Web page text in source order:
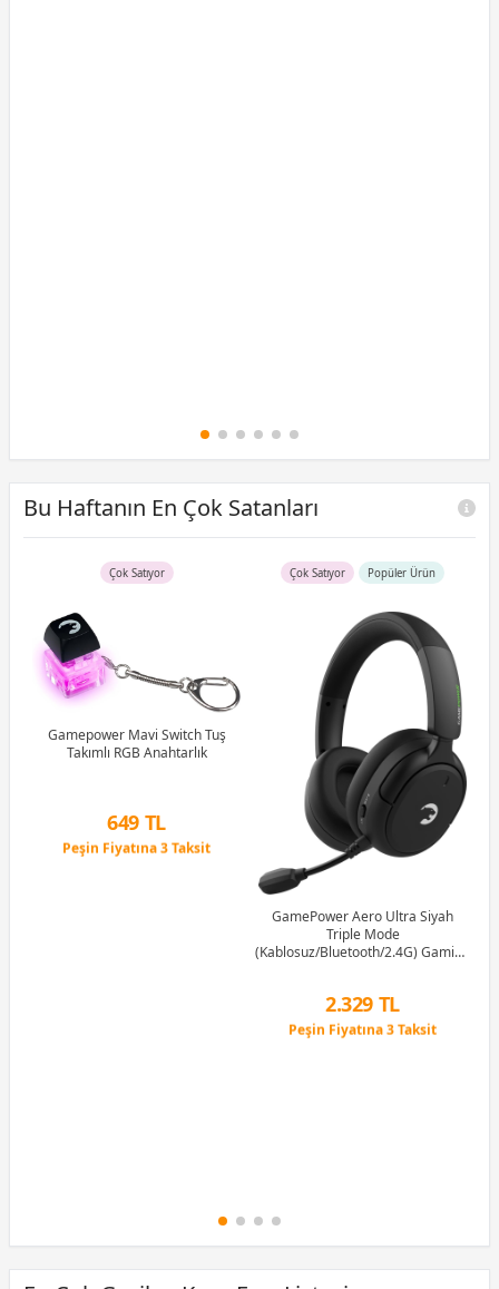
Bu Haftanın En Çok Satanları
Çok Satıyor
Gamepower Mavi Switch Tuş
Takımlı RGB Anahtarlık
649 TL
Peşin Fiyatına 3 Taksit
Çok Satıyor Popüler Ürün
GamePower Aero Ultra Siyah
Triple Mode
(Kablosuz/Bluetooth/2.4G) Gaming
2.329 TL
Peşin Fiyatına 3 Taksit